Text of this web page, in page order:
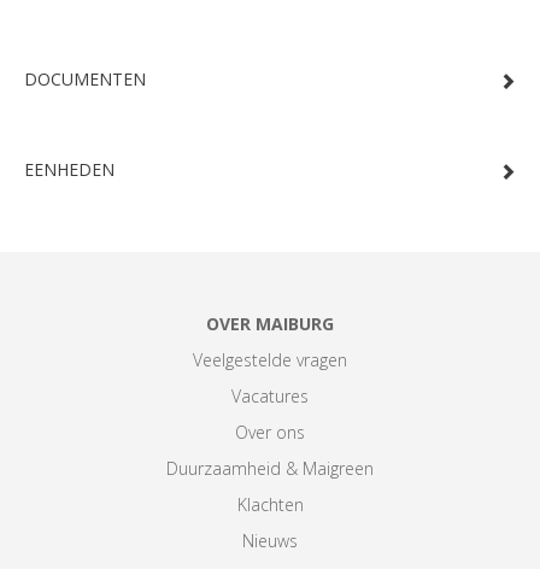
DOCUMENTEN
EENHEDEN
OVER MAIBURG
Veelgestelde vragen
Vacatures
Over ons
Duurzaamheid & Maigreen
Klachten
Nieuws